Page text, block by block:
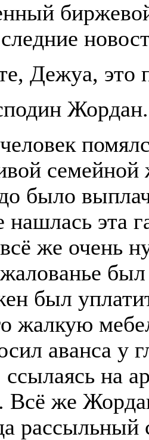
Дежуа, это
Жордан.
было
нашлась эта
же очень
был
жалкую
аванса у
ссылаясь на
Всё же
рассыльный